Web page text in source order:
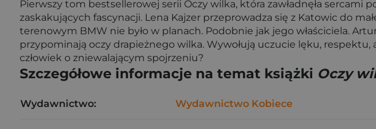
Pierwszy tom bestsellerowej serii Oczy wilka, która zawładnęła
zaskakujących fascynacji. Lena Kajzer przeprowadza się z Katowic do
terenowym BMW nie było w planach. Podobnie jak jego właściciela.
przypominają oczy drapieżnego wilka. Wywołują uczucie lęku, respektu,
człowiek o zniewalającym spojrzeniu?
Szczegółowe informacje na temat książki Oczy
Wydawnictwo: Wydawnictwo Kobiece